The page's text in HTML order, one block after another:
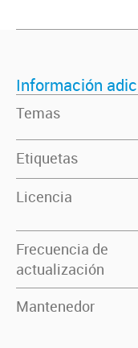
Información
Temas
Etiquetas
Licencia
Frecuencia de
actualización
Mantenedor